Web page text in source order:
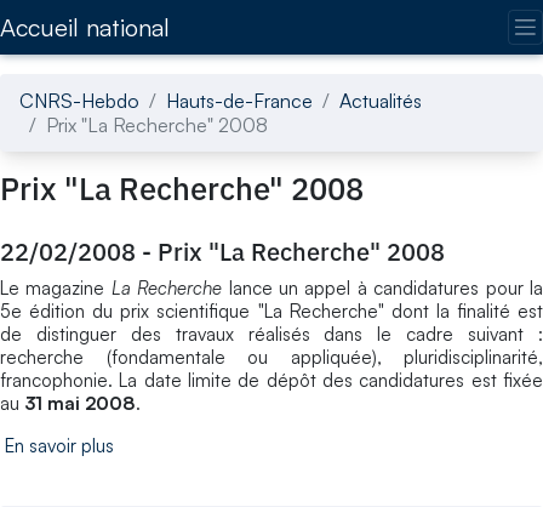
Accueil national
CNRS-Hebdo Hauts-de-France
Actualités
Prix "La Recherche" 2008
Prix "La Recherche" 2008
22/02/2008 - Prix "La Recherche" 2008
Le magazine La Recherche lance un appel à candidatures pour la
5e édition du prix scientifique "La Recherche" dont la finalité est
de distinguer des travaux réalisés dans le cadre suivant :
recherche (fondamentale ou appliquée), pluridisciplinarité,
francophonie. La date limite de dépôt des candidatures est fixée
au 31 mai 2008.
En savoir plus